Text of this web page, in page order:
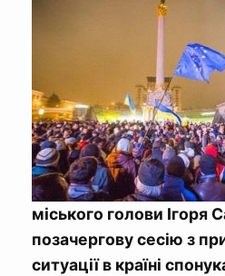
міського голови Ігоря
позачергову сесію з
ситуації в країні